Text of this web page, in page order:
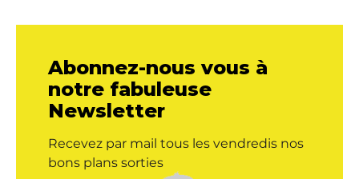
Abonnez-nous vous à
notre fabuleuse
Newsletter
Recevez par mail tous les vendredis nos
bons plans sorties